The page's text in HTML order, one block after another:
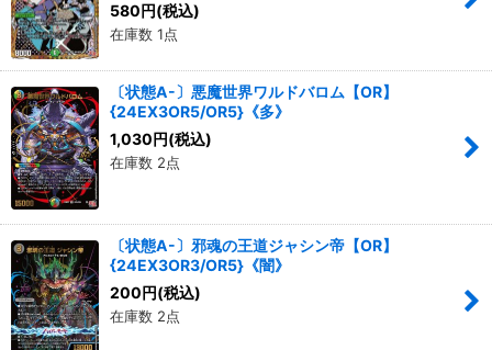
580円(税込)
在庫数 1点
〔状態A-〕悪魔世界ワルドバロム【OR】
{24EX3OR5/OR5}《多》
1,030 円(税込)
在庫数 2点
〔状態A-〕邪魂の王道ジャシン帝【OR】
{24EX3OR3/OR5}《闇》
200 円(税込)
在庫数 2点